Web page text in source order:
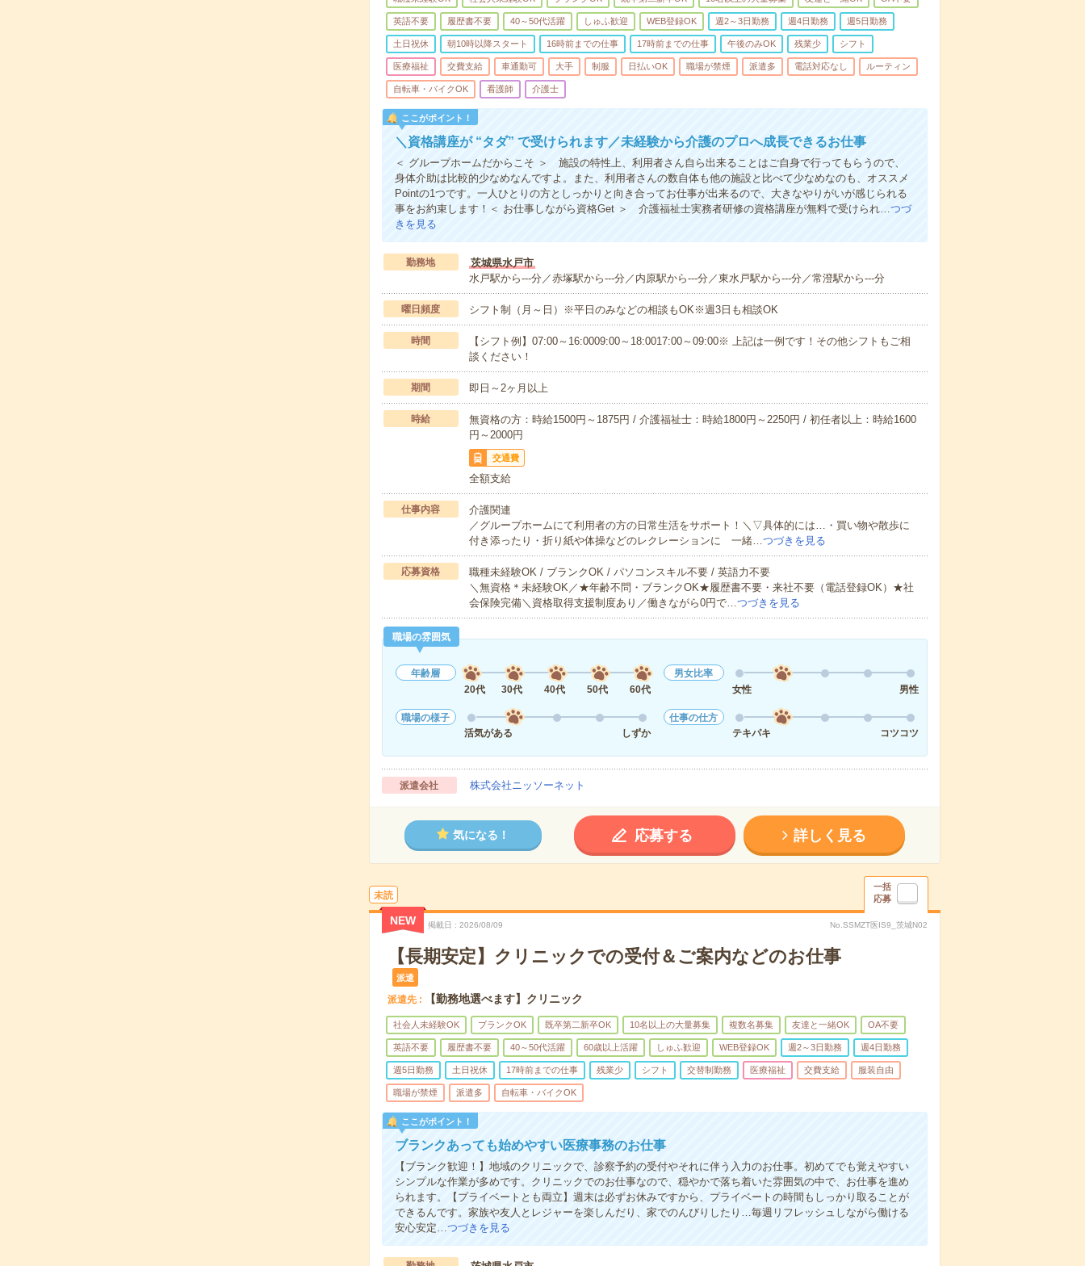
英語不要 履歴書不要 40～50代活躍 しゅふ歓迎 WEB登録OK 週2～3日勤務 週4日勤務 週5日勤務
土日祝休 朝10時以降スタート 16時前までの仕事 17時前までの仕事 午後のみOK 残業少 シフト
医療福祉 交費支給 車通勤可 大手 制服 日払いOK 職場が禁煙 派遣多 電話対応なし ルーティン
自転車・バイクOK 看護師 介護士
ここがポイント！
＼資格講座が “タダ” で受けられます／未経験から介護のプロへ成長できるお仕事
＜ グループホームだからこそ ＞ 施設の特性上、利用者さん自ら出来ることはご自身で行ってもらうので、
身体介助は比較的少なめなんですよ。また、利用者さんの数自体も他の施設と比べて少なめなのも、オススメ
Pointの1つです。一人ひとりの方としっかりと向き合ってお仕事が出来るので、大きなやりがいが感じられる
事をお約束します！＜ お仕事しながら資格Get ＞ 介護福祉士実務者研修の資格講座が無料で受けられ…つづ
きを見る
勤務地
茨城県水戸市
水戸駅から---分／赤塚駅から---分／内原駅から---分／東水戸駅から---分／常澄駅から---分
曜日頻度 シフト制（月～日）※平日のみなどの相談もOK※週3日も相談OK
時間
【シフト例】07:00～16:0009:00～18:0017:00～09:00※ 上記は一例です！その他シフトもご相
談ください！
期間 即日～2ヶ月以上
時給
無資格の方：時給1500円～1875円 / 介護福祉士：時給1800円～2250円 / 初任者以上：時給1600
円～2000円
交通費
全額支給
仕事内容
介護関連
／グループホームにて利用者の方の日常生活をサポート！＼▽具体的には…・買い物や散歩に
付き添ったり・折り紙や体操などのレクレーションに 一緒…つづきを見る
応募資格
職種未経験OK / ブランクOK / パソコンスキル不要 / 英語力不要
＼無資格＊未経験OK／★年齢不問・ブランクOK★履歴書不要・来社不要（電話登録OK）★社
会保険完備＼資格取得支援制度あり／働きながら0円で…つづきを見る
職場の雰囲気
年齢層
20代
30代 40代 50代 60代
男女比率
女性
男性
職場の様子
活気がある
しずか
仕事の仕方
テキパキ
コツコツ
派遣会社 株式会社ニッソーネット
気になる！ 応募する 詳しく見る
未読
一括
応募
NEW 掲載日 2026/08/09 No.SSMZT医IS9_茨城N02
【長期安定】クリニックでの受付＆ご案内などのお仕事
派遣
派遣先 【勤務地選べます】クリニック
社会人未経験OK ブランクOK 既卒第二新卒OK 10名以上の大量募集 複数名募集 友達と一緒OK OA不要
英語不要 履歴書不要 40～50代活躍 60歳以上活躍 しゅふ歓迎 WEB登録OK 週2～3日勤務 週4日勤務
週5日勤務 土日祝休 17時前までの仕事 残業少 シフト 交替制勤務 医療福祉 交費支給 服装自由
職場が禁煙 派遣多 自転車・バイクOK
ここがポイント！
ブランクあっても始めやすい医療事務のお仕事
【ブランク歓迎！】地域のクリニックで、診察予約の受付やそれに伴う入力のお仕事。初めてでも覚えやすい
シンプルな作業が多めです。クリニックでのお仕事なので、穏やかで落ち着いた雰囲気の中で、お仕事を進め
られます。【プライベートとも両立】週末は必ずお休みですから、プライベートの時間もしっかり取ることが
できるんです。家族や友人とレジャーを楽しんだり、家でのんびりしたり…毎週リフレッシュしながら働ける
安心安定…つづきを見る